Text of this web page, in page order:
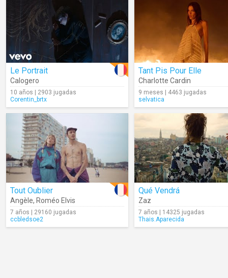
Le Portrait
Calogero
10 años | 2903 jugadas
Corentin_brtx
Tant Pis Pour Elle
Charlotte Cardin
9 meses | 4463 jugadas
selvatica
Tout Oublier
Angèle, Roméo Elvis
7 años | 29160 jugadas
ccbledsoe2
Qué Vendrá
Zaz
7 años | 14325 jugadas
Thais.Aparecida